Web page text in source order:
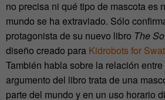
no precisa ni qué tipo de mascota es
mundo se ha extraviado. Sólo
protagonista de su nuevo libro The
diseño creado para Kidrobots for
También habla sobre la relación
argumento del libro trata de una
parte del mundo y en un uso horario